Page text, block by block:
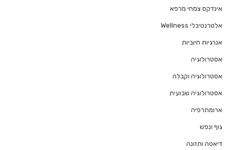
אינדקס צמחי מרפא
אלטרנטיבלי Wellness
אנרגיות חיוביות
אסטרולוגיה
אסטרולוגיה וקבלה
אסטרולוגיה שבועית
ארומתרפיה
גוף ונפש
דיאטה ותזונה